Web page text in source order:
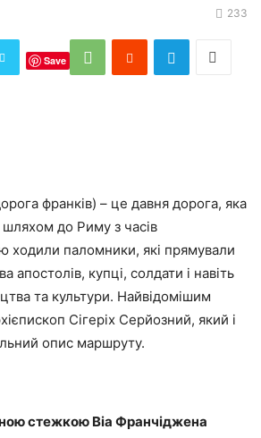
233
Save
франків) – це давня дорога, яка
до Риму з часів
ходили паломники, які прямували
апостолів, купці, солдати і навіть
та культури. Найвідомішим
Сігеріх Серйозний, який і
опис маршруту.
стежкою Віа Франчіджена